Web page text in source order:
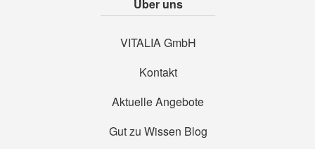
Über uns
VITALIA GmbH
Kontakt
Aktuelle Angebote
Gut zu Wissen Blog